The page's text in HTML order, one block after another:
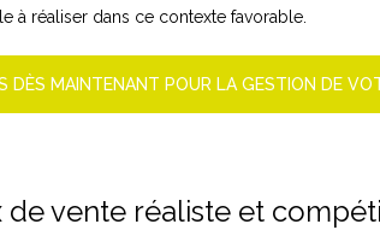
à réaliser dans ce contexte favorable.
MAINTENANT POUR LA GESTION DE
de vente réaliste et